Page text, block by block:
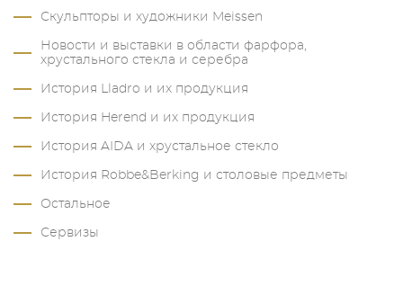
Скульпторы и художники Meissen
Новости и выставки в области фарфора,
хрустального стекла и серебра
История Lladro и их продукция
История Herend и их продукция
История AIDA и хрустальное стекло
История Robbe&Berking и столовые предметы
Остальное
Сервизы